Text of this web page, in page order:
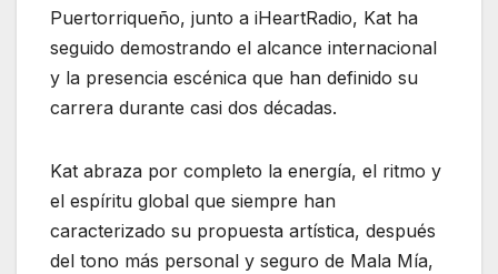
Puertorriqueño, junto a iHeartRadio, Kat ha
seguido demostrando el alcance internacional
y la presencia escénica que han definido su
carrera durante casi dos décadas.
Kat abraza por completo la energía, el ritmo y
el espíritu global que siempre han
caracterizado su propuesta artística, después
del tono más personal y seguro de Mala Mía,